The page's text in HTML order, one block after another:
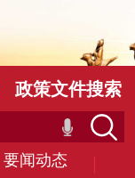
要闻动态
政策文件搜索